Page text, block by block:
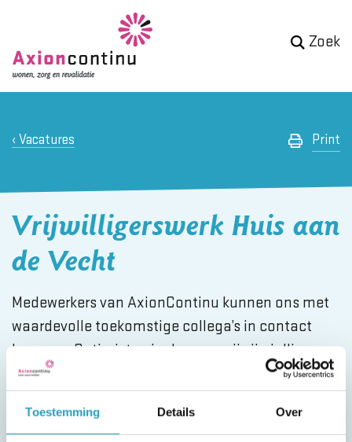
Toestemming Details Over
Zoek
Vacatures Print
Vrijwilligerswerk Huis aan
de Vecht
Medewerkers van AxionContinu kunnen ons met
waardevolle toekomstige collega’s in contact
brengen. Optimisten in de zorg, wij zijn jullie zeer
dankbaar voor deze hulp! In het volgende
wilt aandragen achtergelaten.